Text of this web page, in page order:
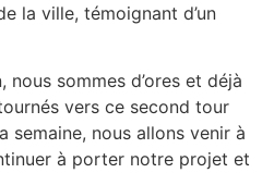
la ville, témoignant d’un
sommes d’ores et déjà
vers ce second tour
semaine, nous allons venir à
à porter notre projet et